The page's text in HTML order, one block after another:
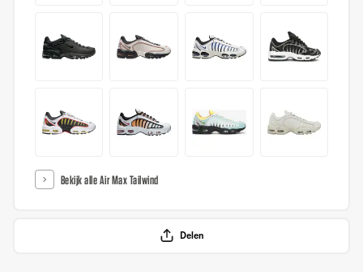
Bekijk alle Air Max Tailwind
Delen